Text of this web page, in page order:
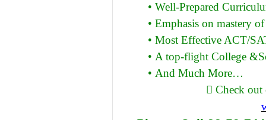
•Well-Prepared
•Emphasis on mastery
•Most Effective ACT/
• A top-flight College
• And Much More…
󰂍 Check out